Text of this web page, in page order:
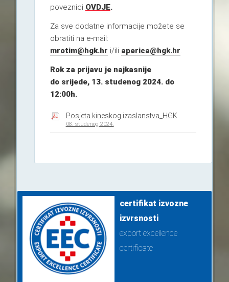
poveznici OVDJE.
Za sve dodatne informacije možete se
obratiti na e-mail:
mrotim@hgk.hr i/ili aperica@hgk.hr.
Rok za prijavu je najkasnije
do srijede, 13. studenog 2024. do
12:00h.
Posjeta kineskog izaslanstva_HGK
08. studenog 2024.
certifikat izvozne
izvrsnosti
export excellence
certificate